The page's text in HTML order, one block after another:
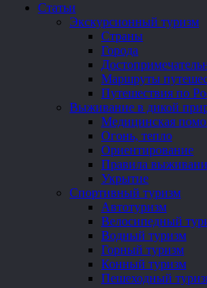
Статьи
Экскурсионный туризм
Страны
Города
Маршруты
Путешествия по
Выживание в дикой
Медицинская
Огонь, тепло
Ориентирование
Правила
Укрытие
Спортивный туризм
Автотуризм
Велосипедный
Водный туризм
Горный туризм
Конный туризм
Пешеходный